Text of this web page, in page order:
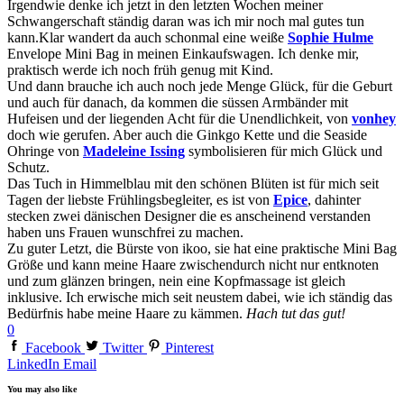
Irgendwie denke ich jetzt in den letzten Wochen meiner
Schwangerschaft ständig daran was ich mir noch mal gutes tun
kann.Klar wandert da auch schonmal eine weiße Sophie Hulme
Envelope Mini Bag in meinen Einkaufswagen. Ich denke mir,
praktisch werde ich noch früh genug mit Kind.
Und dann brauche ich auch noch jede Menge Glück, für die Geburt
und auch für danach, da kommen die süssen Armbänder mit
Hufeisen und der liegenden Acht für die Unendlichkeit, von vonhey
doch wie gerufen. Aber auch die Ginkgo Kette und die Seaside
Ohringe von Madeleine Issing symbolisieren für mich Glück und
Schutz.
Das Tuch in Himmelblau mit den schönen Blüten ist für mich seit
Tagen der liebste Frühlingsbegleiter, es ist von Epice, dahinter
stecken zwei dänischen Designer die es anscheinend verstanden
haben uns Frauen wunschfrei zu machen.
Zu guter Letzt, die Bürste von ikoo, sie hat eine praktische Mini Bag
Größe und kann meine Haare zwischendurch nicht nur entknoten
und zum glänzen bringen, nein eine Kopfmassage ist gleich
inklusive. Ich erwische mich seit neustem dabei, wie ich ständig das
Bedürfnis habe meine Haare zu kämmen. Hach tut das gut!
0
Facebook
Twitter
Pinterest
LinkedIn Email
You may also like